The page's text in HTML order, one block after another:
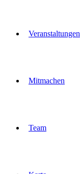
Veranstaltungen
Mitmachen
Team